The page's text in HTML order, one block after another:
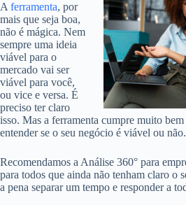
A ferramenta, por
mais que seja boa,
não é mágica. Nem
sempre uma ideia
viável para o
mercado vai ser
viável para você,
ou vice e versa. É
preciso ter claro
isso. Mas a ferramenta cumpre muito
entender se o seu negócio é viável ou não.
Recomendamos a Análise 360° para
para todos que ainda não tenham claro o
a pena separar um tempo e responder a